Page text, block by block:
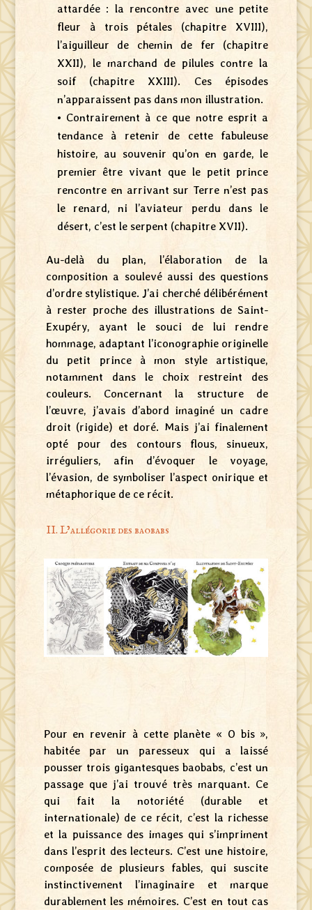
attardée : la rencontre avec une petite
fleur à trois pétales (chapitre XVIII),
l’aiguilleur de chemin de fer (chapitre
XXII), le marchand de pilules contre la
soif (chapitre XXIII). Ces épisodes
n’apparaissent pas dans mon illustration.
• Contrairement à ce que notre esprit a
tendance à retenir de cette fabuleuse
histoire, au souvenir qu’on en garde, le
premier être vivant que le petit prince
rencontre en arrivant sur Terre n’est pas
le renard, ni l’aviateur perdu dans le
désert, c’est le serpent (chapitre XVII).
Au-delà du plan, l’élaboration de la
composition a soulevé aussi des questions
d’ordre stylistique. J’ai cherché délibérément
à rester proche des illustrations de Saint-
Exupéry, ayant le souci de lui rendre
hommage, adaptant l’iconographie originelle
du petit prince à mon style artistique,
notamment dans le choix restreint des
couleurs. Concernant la structure de
l’œuvre, j’avais d’abord imaginé un cadre
droit (rigide) et doré. Mais j’ai finalement
opté pour des contours flous, sinueux,
irréguliers, afin d’évoquer le voyage,
l’évasion, de symboliser l’aspect onirique et
métaphorique de ce récit.
II. L’allégorie des baobabs
Pour en revenir à cette planète « O bis »,
habitée par un paresseux qui a laissé
pousser trois gigantesques baobabs, c’est un
passage que j’ai trouvé très marquant. Ce
qui fait la notoriété (durable et
internationale) de ce récit, c’est la richesse
et la puissance des images qui s’impriment
dans l’esprit des lecteurs. C’est une histoire,
composée de plusieurs fables, qui suscite
instinctivement l’imaginaire et marque
durablement les mémoires. C’est en tout cas